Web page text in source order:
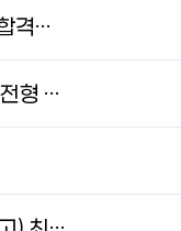
2026년 제1회 과천시청소년재단 직원채용 최종합격자 공고
2026년 제1회 과천시청소년재단 직원 채용 서류전형 합격자 발표 및 면접시험 실시계획 공고